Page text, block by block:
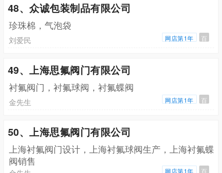
48、众诚包装制品有限公司
珍珠棉，气泡袋
刘爱民 网店第1年 百
49、上海思氟阀门有限公司
衬氟阀门，衬氟球阀，衬氟蝶阀
金先生 网店第1年 百
50、上海思氟阀门有限公司
上海衬氟阀门设计，上海衬氟球阀生产，上海衬氟蝶
阀销售
网店第1年 百